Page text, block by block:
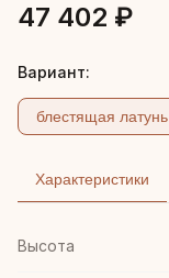
47 402 ₽
Вариант:
блестящая латунь
Характеристики
Высота